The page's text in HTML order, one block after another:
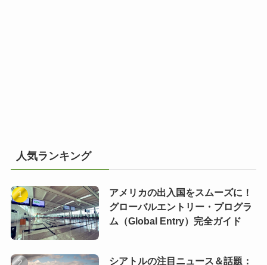
人気ランキング
アメリカの出入国をスムーズに！
グローバルエントリー・プログラ
ム（Global Entry）完全ガイド
シアトルの注目ニュース＆話題：